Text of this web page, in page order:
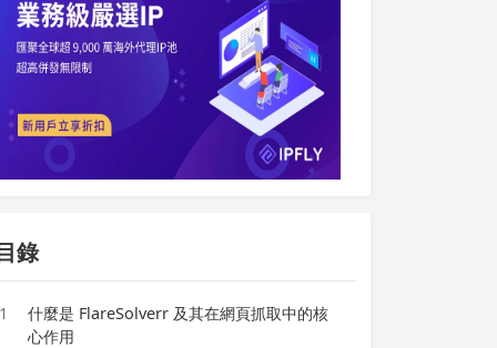
錄
1
什麼是 FlareSolverr 及其在網頁抓取中的核
心作用